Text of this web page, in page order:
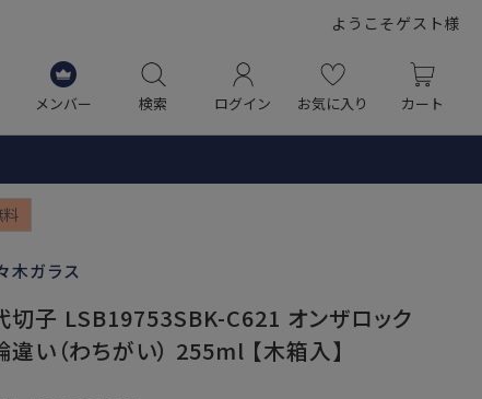
ようこそゲスト様
メンバー 検索 ログイン お気に入り カート
木ガラス
切子 LSB19753SBK-C621 オンザロック
い（わちがい） 255ml 【木箱入】